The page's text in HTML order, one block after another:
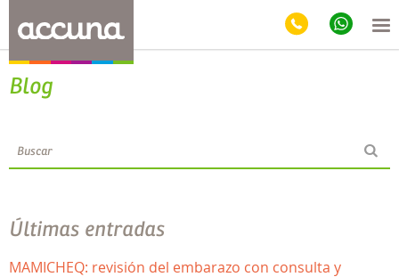
Blog
Últimas entradas
MAMICHEQ: revisión del embarazo con consulta y